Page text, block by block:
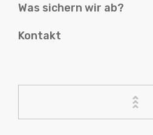
Was sichern wir ab?
Kontakt